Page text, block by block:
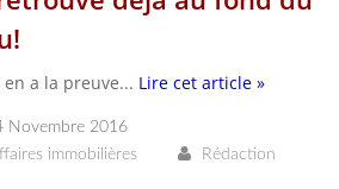
en a la preuve... Lire cet article »
Novembre 2016
immobilières
Rédaction